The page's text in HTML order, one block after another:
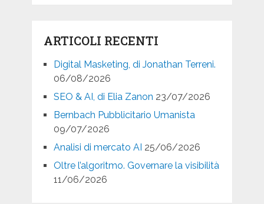
ARTICOLI RECENTI
Digital Masketing, di Jonathan Terreni.
06/08/2026
SEO & AI, di Elia Zanon 23/07/2026
Bernbach Pubblicitario Umanista
09/07/2026
Analisi di mercato AI 25/06/2026
Oltre l’algoritmo. Governare la visibilità
11/06/2026